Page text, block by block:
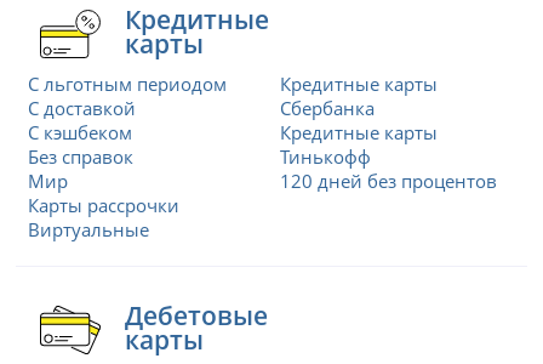
Кредитные
карты
С льготным периодом
С доставкой
С кэшбеком
Без справок
Мир
Карты рассрочки
Виртуальные
Кредитные карты
Сбербанка
Кредитные карты
Тинькофф
120 дней без процентов
Дебетовые
карты